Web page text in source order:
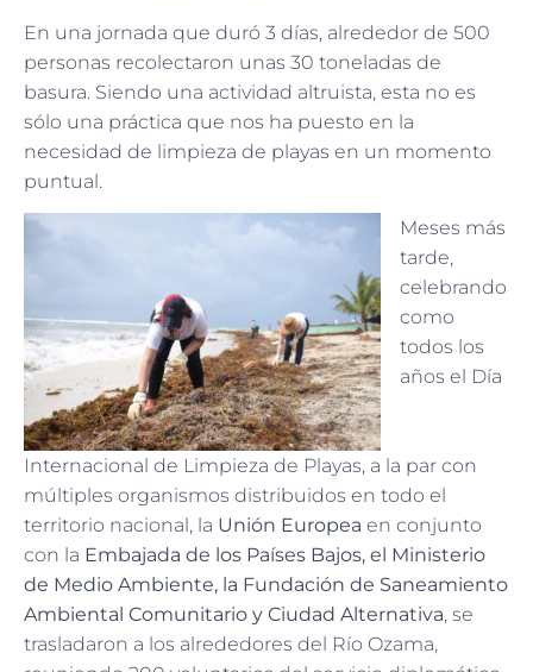
En una jornada que duró 3 días, alrededor de 500
personas recolectaron unas 30 toneladas de
basura. Siendo una actividad altruista, esta no es
sólo una práctica que nos ha puesto en la
necesidad de limpieza de playas en un momento
puntual.
Meses más
tarde,
celebrando
como
todos los
años el Día
Internacional de Limpieza de Playas, a la par con
múltiples organismos distribuidos en todo el
territorio nacional, la Unión Europea en conjunto
con la Embajada de los Países Bajos, el Ministerio
de Medio Ambiente, la Fundación de Saneamiento
Ambiental Comunitario y Ciudad Alternativa, se
trasladaron a los alrededores del Río Ozama,